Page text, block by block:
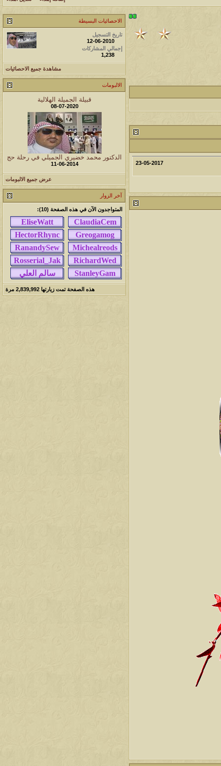
المشاهدات
آخر مشاركة
177536 آخر رد:محمد الخضيري
آخر مشاركة
آخر رد:محمد الخضيري
مشاركات المشاهدات
24
212740 آخر رد:محمد الخضيري
آخر مشاركة
1459858 آخر رد:محمد الخضيري
مشاركات المشاهدات
آخر مشاركة
آخر رد:احمد جابر
مشاركات المشاهدات
آخر مشاركة
276322 آخر رد: خلف المهدي
آخر مشاركة
آخر رد:ابن صلفيق
آخر مشاركة
آخر رد:الميآسية
23-05-2017
الاحصائيات البسيطة
تاريخ التسجيل
12-06-2010
إجمالي المشاركات
1,238
مشاهدة جميع الاحصائيات
الالبومات
قبيلة الجميلة الهلالية
08-07-2020
الدكتور محمد خضيري الجميلي في رحلة حج
11-06-2014
عرض جميع الالبومات
آخر الزوار
المتواجدون الآن في هذه الصفحة (10):
هذه الصفحة تمت زيارتها 2,839,992 مرة